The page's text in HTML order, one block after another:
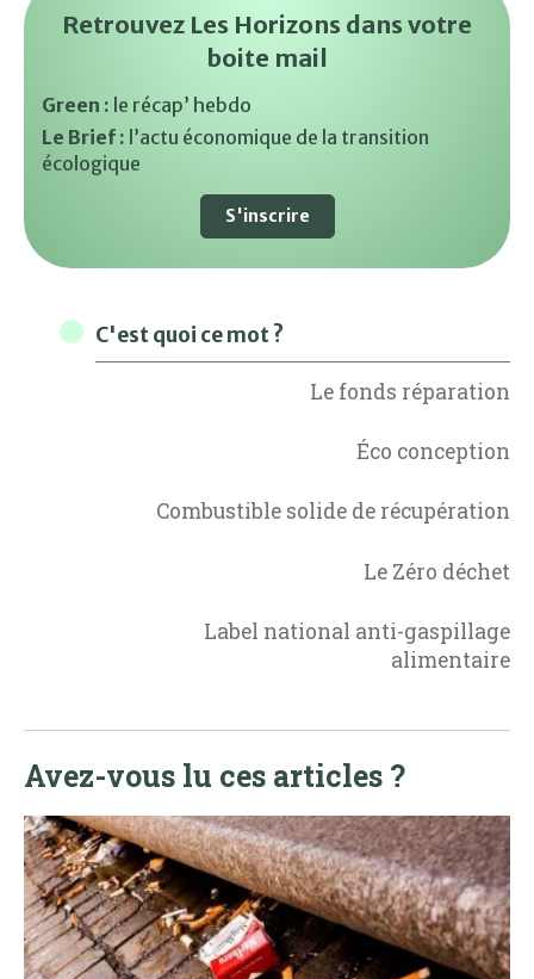
Retrouvez Les Horizons dans votre
boite mail
Green : le récap’ hebdo
Le Brief : l’actu économique de la transition
écologique
S'inscrire
C'est quoi ce mot ?
Le fonds réparation
Éco conception
Combustible solide de récupération
Le Zéro déchet
Label national anti-gaspillage
alimentaire
Avez-vous lu ces articles ?